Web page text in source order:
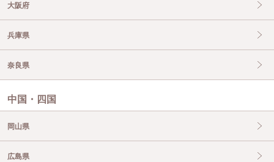
大阪府
兵庫県
奈良県
中国・四国
岡山県
広島県